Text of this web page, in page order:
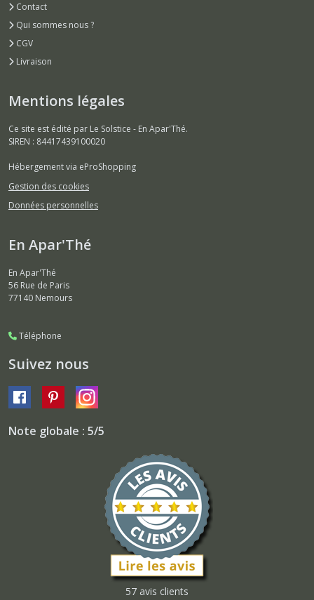
Contact
Qui sommes nous ?
CGV
Livraison
Mentions légales
Ce site est édité par Le Solstice - En Apar'Thé.
SIREN : 84417439100020
Hébergement via eProShopping
Gestion des cookies
Données personnelles
En Apar'Thé
En Apar'Thé
56 Rue de Paris
77140 Nemours
Téléphone
Suivez nous
Note globale : 5/5
57 avis clients